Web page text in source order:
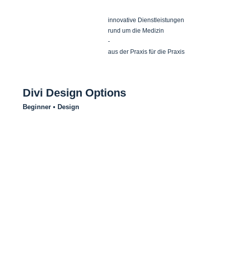
innovative Dienstleistungen
rund um die Medizin
-
aus der Praxis für die Praxis
Divi Design Options
Beginner • Design